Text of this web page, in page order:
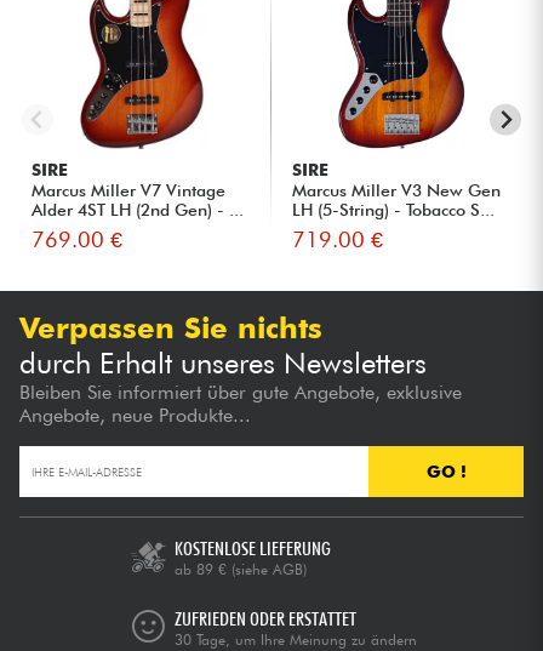
SIRE
Marcus Miller V7 Vintage
Alder 4ST LH (2nd Gen) - ...
769.00 €
SIRE
Marcus Miller V3 New Gen
LH (5-String) - Tobacco S...
719.00 €
Verpassen Sie nichts
durch Erhalt unseres Newsletters
Bleiben Sie informiert über gute Angebote, exklusive
Angebote, neue Produkte...
GO !
KOSTENLOSE LIEFERUNG
ab 89 € (siehe AGB)
ZUFRIEDEN ODER ERSTATTET
30 Tage, um Ihre Meinung zu ändern